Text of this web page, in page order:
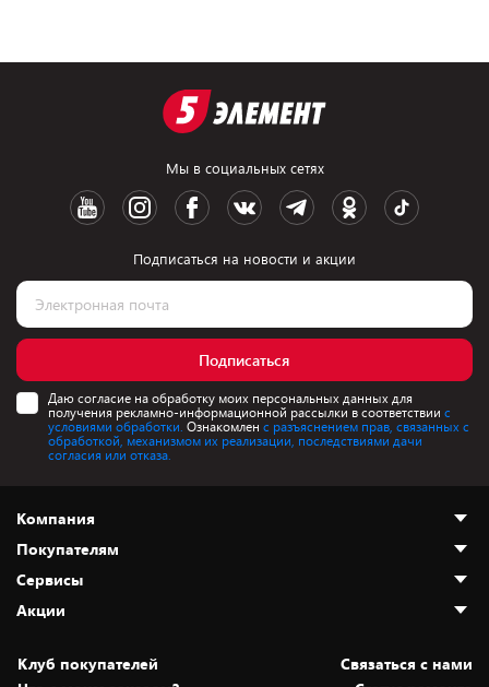
Мы в социальных сетях
Подписаться на новости и акции
Подписаться
Даю согласие на обработку моих персональных данных для
получения рекламно-информационной рассылки в соответствии с
условиями обработки. Ознакомлен с разъяснением прав, связанных с
обработкой, механизмом их реализации, последствиями дачи
согласия или отказа.
Компания
О нас
Адреса магазинов
Новости
Статьи и обзоры
Вакансии
Покупателям
Как сделать заказ
Оплата и доставка
Безналичный расчёт
Сервисы
Установка техники
Акции
Скидки и промокоды
Клуб покупателей
Cвязаться с нами